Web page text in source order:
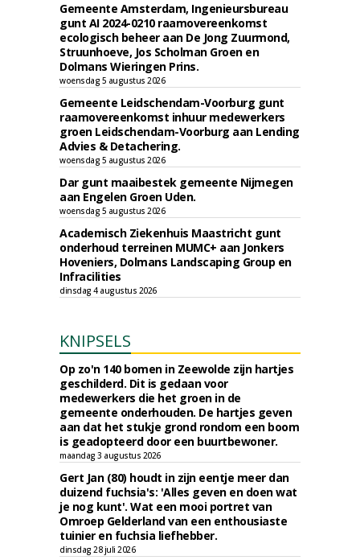
Gemeente Amsterdam, Ingenieursbureau
gunt AI 2024-0210 raamovereenkomst
ecologisch beheer aan De Jong Zuurmond,
Struunhoeve, Jos Scholman Groen en
Dolmans Wieringen Prins.
woensdag 5 augustus 2026
Gemeente Leidschendam-Voorburg gunt
raamovereenkomst inhuur medewerkers
groen Leidschendam-Voorburg aan Lending
Advies & Detachering.
woensdag 5 augustus 2026
Dar gunt maaibestek gemeente Nijmegen
aan Engelen Groen Uden.
woensdag 5 augustus 2026
Academisch Ziekenhuis Maastricht gunt
onderhoud terreinen MUMC+ aan Jonkers
Hoveniers, Dolmans Landscaping Group en
Infracilities
dinsdag 4 augustus 2026
KNIPSELS
Op zo'n 140 bomen in Zeewolde zijn hartjes
geschilderd. Dit is gedaan voor
medewerkers die het groen in de
gemeente onderhouden. De hartjes geven
aan dat het stukje grond rondom een boom
is geadopteerd door een buurtbewoner.
maandag 3 augustus 2026
Gert Jan (80) houdt in zijn eentje meer dan
duizend fuchsia's: 'Alles geven en doen wat
je nog kunt'. Wat een mooi portret van
Omroep Gelderland van een enthousiaste
tuinier en fuchsia liefhebber.
dinsdag 28 juli 2026